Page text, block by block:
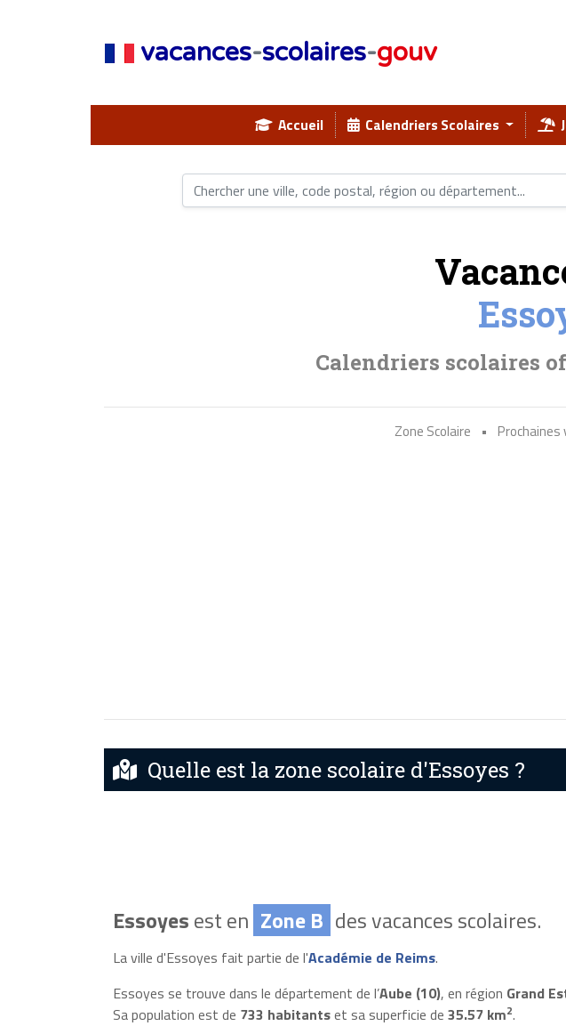
vacances-scolaires-gouv
Accueil Calendriers Scolaires
Calendriers scolaires
Zone Scolaire • Prochaines
Quelle est la zone scolaire d'Essoyes ?
Essoyesest en Zone B des vacances scolaires.
La ville d'Essoyes fait partie de l'Académie de Reims.
Essoyes se trouve dans le département de l’Aube (10), en région Grand
Sa population est de 733 habitantset sa superficie de 35.57 km2.